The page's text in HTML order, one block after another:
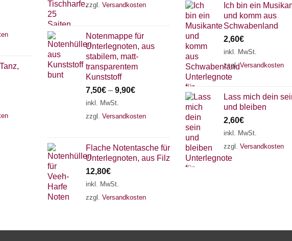
zzgl. Versandkosten
Notenmappe für
Unterlegnoten, aus
stabilem, matt-
transparentem
Kunststoff
7,50€ – 9,90€
inkl. MwSt.
zzgl. Versandkosten
Flache Notentasche für
Unterlegnoten, aus Filz
12,80€
inkl. MwSt.
zzgl. Versandkosten
Ich bin ein
und komm aus
Schwabenland
2,60€
inkl. MwSt.
zzgl.Versandkosten
Lass mich dein
und bleiben
2,60€
inkl. MwSt.
zzgl. Versandkosten